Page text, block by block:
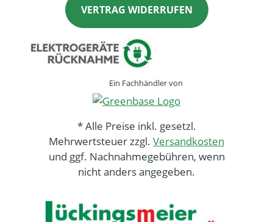
VERTRAG WIDERRUFEN
Ein Fachhändler von
* Alle Preise inkl. gesetzl.
Mehrwertsteuer zzgl. Versandkosten
und ggf. Nachnahmegebühren, wenn
nicht anders angegeben.